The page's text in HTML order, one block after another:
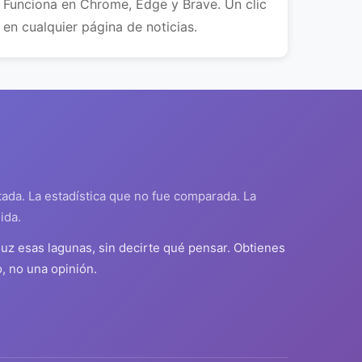
Funciona en Chrome, Edge y Brave. Un clic
en cualquier página de noticias.
La estadística que no fue comparada. La
esas lagunas, sin decirte qué pensar. Obtienes
no una opinión.